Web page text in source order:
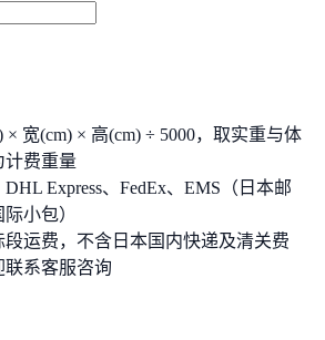
× 宽(cm) × 高(cm) ÷ 5000，取实重与体
计费重量
Express、FedEx、EMS（日本邮
小包）
段运费，不含日本国内快递及清关费
系客服咨询